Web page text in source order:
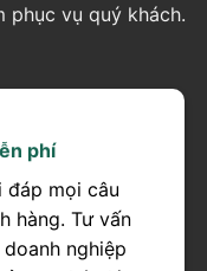
phục vụ quý khách.
phí
đáp mọi câu
hàng. Tư vấn
nghiệp